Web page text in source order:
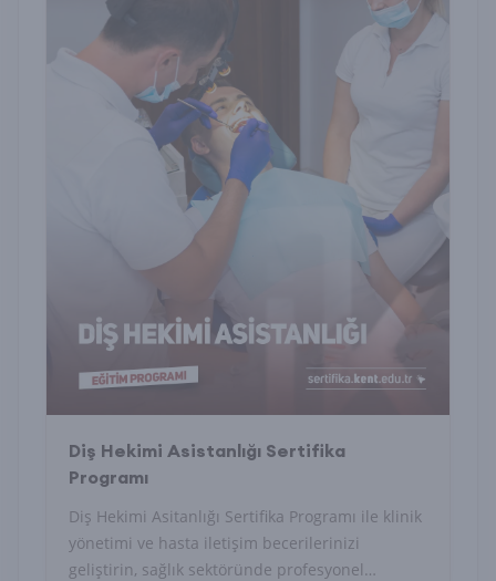
Diş Hekimi Asistanlığı Sertifika
Programı
Diş Hekimi Asitanlığı Sertifika Programı ile klinik
yönetimi ve hasta iletişim becerilerinizi
geliştirin, sağlık sektöründe profesyonel